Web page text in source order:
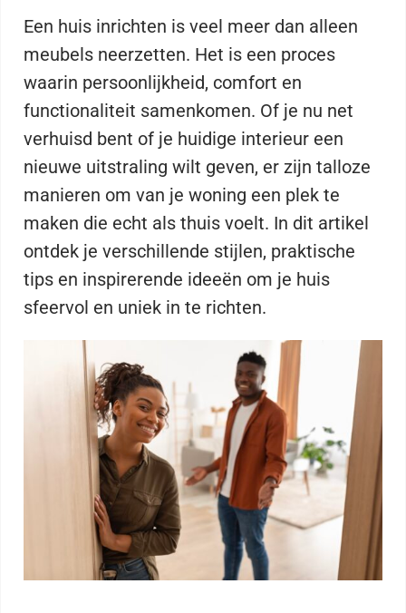
Een huis inrichten is veel meer dan alleen
meubels neerzetten. Het is een proces
waarin persoonlijkheid, comfort en
functionaliteit samenkomen. Of je nu net
verhuisd bent of je huidige interieur een
nieuwe uitstraling wilt geven, er zijn talloze
manieren om van je woning een plek te
maken die echt als thuis voelt. In dit artikel
ontdek je verschillende stijlen, praktische
tips en inspirerende ideeën om je huis
sfeervol en uniek in te richten.